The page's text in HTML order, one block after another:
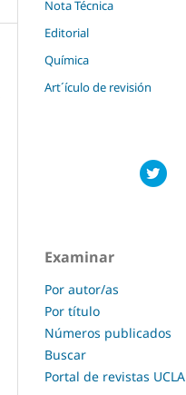
Nota Técnica
Editorial
Química
Art´ículo de revisión
Examinar
Por autor/as
Por título
Números publicados
Buscar
Portal de revistas UCLA